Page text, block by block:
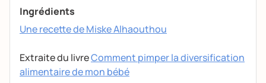
Ingrédients
Une recette de MiskeAlhaouthou
Extraite du livreComment pimper la diversification
alimentaire de mon bébé